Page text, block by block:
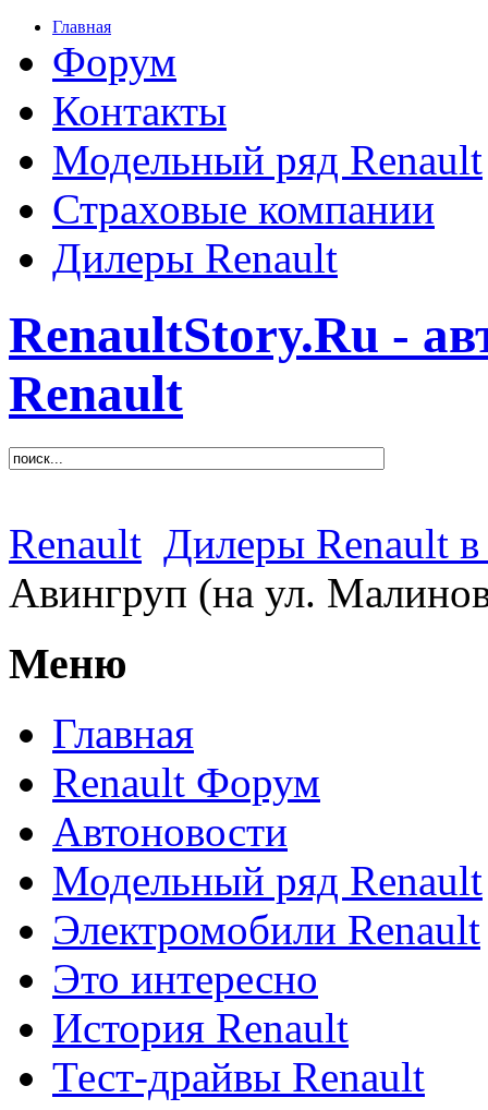
Главная
Форум
Контакты
Модельный ряд Renault
Страховые компании
Дилеры Renault
RenaultStory.Ru -
Renault
Renault Дилеры Renault в
Авингруп (на ул.
Меню
Главная
Renault Форум
Автоновости
Модельный ряд Renault
Электромобили Renault
Это интересно
История Renault
Тест-драйвы Renault